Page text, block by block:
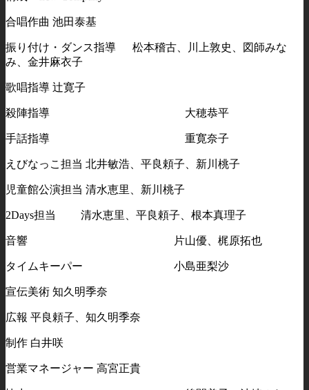
合唱作曲 池田泰基
振り付け・ダンス指導 松本稽古、川上敦史、図師みな
み、金井麻衣子
歌唱指導 辻寛子
殺陣指導 大穂恭平
手話指導 重寛奈子
えびなっこ担当 北井敏浩、平良頼子、新川桃子
児童館公演担当 清水恵里、新川桃子
2Days担当 清水恵里、平良頼子、根本真理子
音響 片山優、梶原拓也
タイムキーパー 小島亜梨沙
宣伝美術 知久明季奈
広報 平良頼子、知久明季奈
制作 白井咲
営業マネージャー 高宮正貴